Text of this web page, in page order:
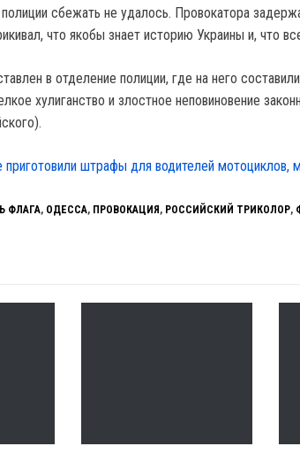
полиции сбежать не удалось. Провокатора
что якобы знает историю Украины и, что
в отделение полиции, где на него
хулиганство и злостное неповиновение
приготовили штрафы для водителей мотоциклов,
ФЛАГА, ОДЕССА, ПРОВОКАЦИЯ , РОССИЙСКИЙ ТРИКОЛОР,